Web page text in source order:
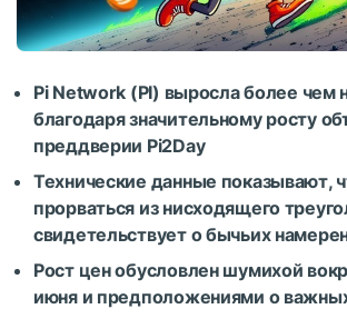
Pi Network (PI) выросла более чем
благодаря значительному росту
преддверии Pi2Day
Технические данные показывают,
прорваться из нисходящего
свидетельствует о бычьих
Рост цен обусловлен шумихой
июня и предположениями о